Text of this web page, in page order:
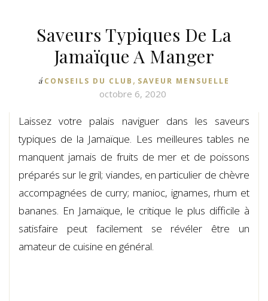
Saveurs Typiques De La
Jamaïque A Manger
á CONSEILS DU CLUB , SAVEUR MENSUELLE
octobre 6, 2020
Laissez votre palais naviguer dans les saveurs
typiques de la Jamaïque. Les meilleures tables ne
manquent jamais de fruits de mer et de poissons
préparés sur le gril; viandes, en particulier de chèvre
accompagnées de curry; manioc, ignames, rhum et
bananes. En Jamaïque, le critique le plus difficile à
satisfaire peut facilement se révéler être un
amateur de cuisine en général.